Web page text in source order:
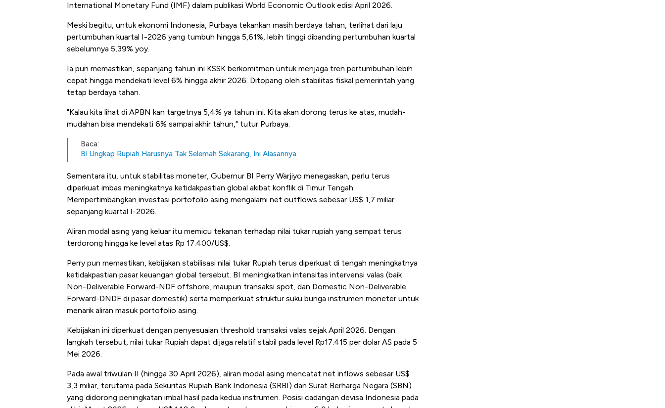
International Monetary Fund (IMF) dalam publikasi World Economic Outlook edisi April 2026.
Meski begitu, untuk ekonomi Indonesia, Purbaya tekankan masih berdaya tahan, terlihat dari laju
pertumbuhan kuartal I-2026 yang tumbuh hingga 5,61%, lebih tinggi dibanding pertumbuhan kuartal
sebelumnya 5,39% yoy.
Ia pun memastikan, sepanjang tahun ini KSSK berkomitmen untuk menjaga tren pertumbuhan lebih
cepat hingga mendekati level 6% hingga akhir 2026. Ditopang oleh stabilitas fiskal pemerintah yang
tetap berdaya tahan.
"Kalau kita lihat di APBN kan targetnya 5,4% ya tahun ini. Kita akan dorong terus ke atas, mudah-
mudahan bisa mendekati 6% sampai akhir tahun," tutur Purbaya.
Baca:
BI Ungkap Rupiah Harusnya Tak Selemah Sekarang, Ini Alasannya
Sementara itu, untuk stabilitas moneter, Gubernur BI Perry Warjiyo menegaskan, perlu terus
diperkuat imbas meningkatnya ketidakpastian global akibat konflik di Timur Tengah.
Mempertimbangkan investasi portofolio asing mengalami net outflows sebesar US$ 1,7 miliar
sepanjang kuartal I-2026.
Aliran modal asing yang keluar itu memicu tekanan terhadap nilai tukar rupiah yang sempat terus
terdorong hingga ke level atas Rp 17.400/US$.
Perry pun memastikan, kebijakan stabilisasi nilai tukar Rupiah terus diperkuat di tengah meningkatnya
ketidakpastian pasar keuangan global tersebut. BI meningkatkan intensitas intervensi valas (baik
Non-Deliverable Forward-NDF offshore, maupun transaksi spot, dan Domestic Non-Deliverable
Forward-DNDF di pasar domestik) serta memperkuat struktur suku bunga instrumen moneter untuk
menarik aliran masuk portofolio asing.
Kebijakan ini diperkuat dengan penyesuaian threshold transaksi valas sejak April 2026. Dengan
langkah tersebut, nilai tukar Rupiah dapat dijaga relatif stabil pada level Rp17.415 per dolar AS pada 5
Mei 2026.
Pada awal triwulan II (hingga 30 April 2026), aliran modal asing mencatat net inflows sebesar US$
3,3 miliar, terutama pada Sekuritas Rupiah Bank Indonesia (SRBI) dan Surat Berharga Negara (SBN)
yang didorong peningkatan imbal hasil pada kedua instrumen. Posisi cadangan devisa Indonesia pada